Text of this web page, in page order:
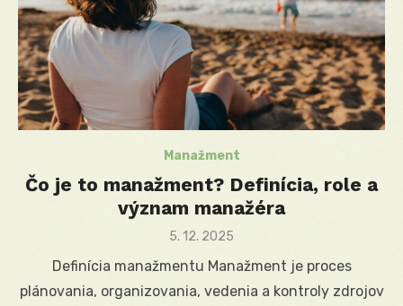
Manažment
Čo je to manažment? Definícia, role a
význam manažéra
Posted
5. 12. 2025
Definícia manažmentu Manažment je proces
plánovania, organizovania, vedenia a kontroly zdrojov